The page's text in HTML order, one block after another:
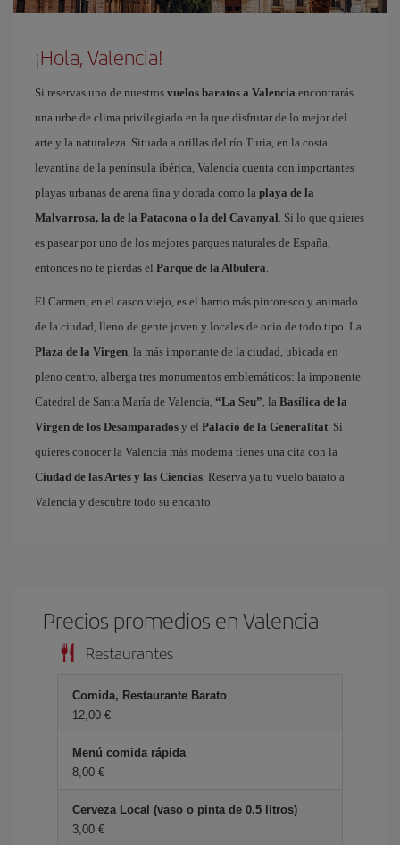
¡Hola, Valencia!
Si reservas uno de nuestros vuelos baratos a Valencia encontrarás
una urbe de clima privilegiado en la que disfrutar de lo mejor del
arte y la naturaleza. Situada a orillas del río Turia, en la costa
levantina de la península ibérica, Valencia cuenta con importantes
playas urbanas de arena fina y dorada como la playa de la
Malvarrosa, la de la Patacona o la del Cavanyal. Si lo que quieres
es pasear por uno de los mejores parques naturales de España,
entonces no te pierdas el Parque de la Albufera.
El Carmen, en el casco viejo, es el barrio más pintoresco y animado
de la ciudad, lleno de gente joven y locales de ocio de todo tipo. La
Plaza de la Virgen, la más importante de la ciudad, ubicada en
pleno centro, alberga tres monumentos emblemáticos: la imponente
Catedral de Santa María de Valencia, “La Seu”, la Basílica de la
Virgen de los Desamparados y el Palacio de la Generalitat. Si
quieres conocer la Valencia más moderna tienes una cita con la
Ciudad de las Artes y las Ciencias. Reserva ya tu vuelo barato a
Valencia y descubre todo su encanto.
Precios promedios en Valencia
Restaurantes
Comida, Restaurante Barato
12,00
Menú comida rápida
8,00
Cerveza Local (vaso o pinta de 0.5 litros)
3,00